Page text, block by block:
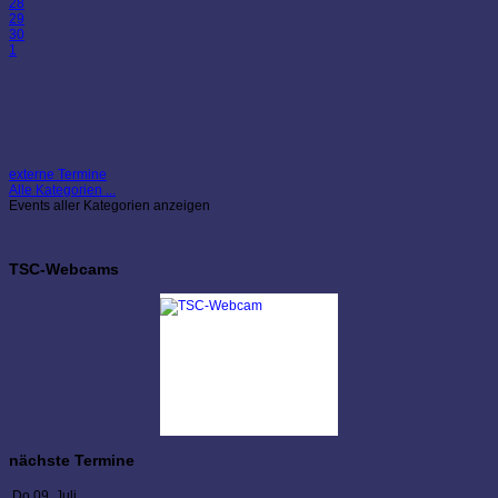
28
29
30
1
externe Termine
Alle Kategorien ...
Events aller Kategorien anzeigen
TSC-Webcams
nächste Termine